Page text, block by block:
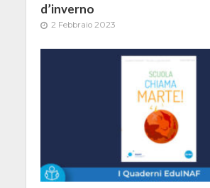
d’inverno
2 Febbraio 2023